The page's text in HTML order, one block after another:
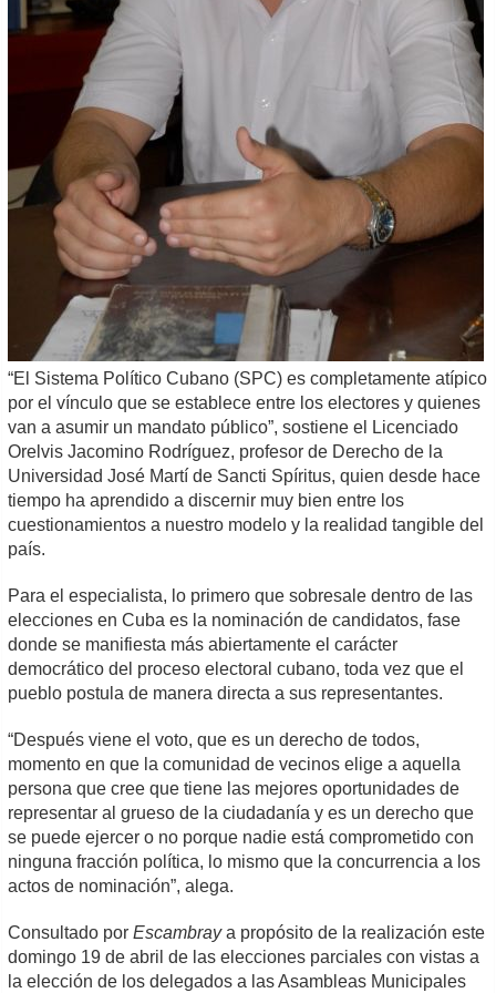
“El Sistema Político Cubano (SPC) es completamente atípico
por el vínculo que se establece entre los electores y quienes
van a asumir un mandato público”, sostiene el Licenciado
Orelvis Jacomino Rodríguez, profesor de Derecho de la
Universidad José Martí de Sancti Spíritus, quien desde hace
tiempo ha aprendido a discernir muy bien entre los
cuestionamientos a nuestro modelo y la realidad tangible del
país.
Para el especialista, lo primero que sobresale dentro de las
elecciones en Cuba es la nominación de candidatos, fase
donde se manifiesta más abiertamente el carácter
democrático del proceso electoral cubano, toda vez que el
pueblo postula de manera directa a sus representantes.
“Después viene el voto, que es un derecho de todos,
momento en que la comunidad de vecinos elige a aquella
persona que cree que tiene las mejores oportunidades de
representar al grueso de la ciudadanía y es un derecho que
se puede ejercer o no porque nadie está comprometido con
ninguna fracción política, lo mismo que la concurrencia a los
actos de nominación”, alega.
Consultado porEscambraya propósito de la realización este
domingo 19 de abril de las elecciones parciales con vistas a
la elección de los delegados a las Asambleas Municipales